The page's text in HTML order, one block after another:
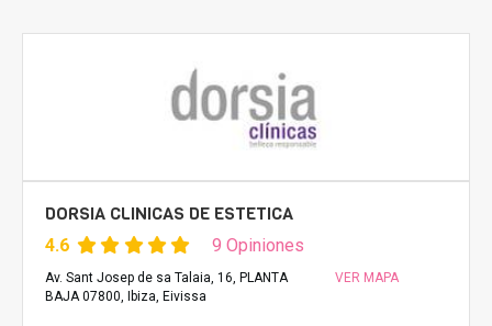
DORSIA CLINICAS DE ESTETICA
4.6 9 Opiniones
Av. Sant Josep de sa Talaia, 16, PLANTA
BAJA 07800, Ibiza, Eivissa
VER MAPA